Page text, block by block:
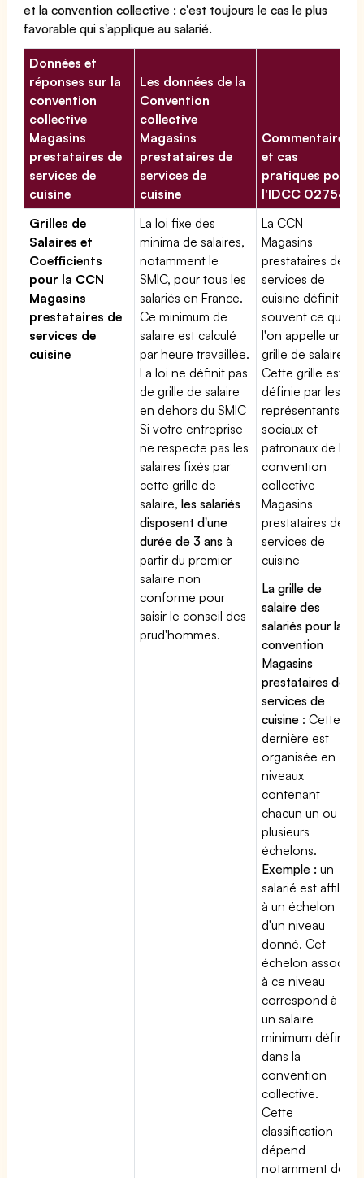
et la convention collective : c'est toujours le cas le plus
favorable qui s'applique au salarié.
Données et
réponses sur la
convention
collective
Magasins
prestataires de
services de
cuisine
Les données de la
Convention
collective
Magasins
prestataires de
services de
cuisine
Commentaires
et cas
pratiques pour
l'IDCC 02754
Grilles de
Salaires et
Coefficients
pour la CCN
Magasins
prestataires de
services de
cuisine
La loi fixe des
minima de salaires,
notamment le
SMIC, pour tous les
salariés en France.
Ce minimum de
salaire est calculé
par heure travaillée.
La loi ne définit pas
de grille de salaire
en dehors du SMIC
Si votre entreprise
ne respecte pas les
salaires fixés par
cette grille de
salaire,les salariés
disposent d'une
durée de 3 ans à
partir du premier
salaire non
conforme pour
saisir le conseil des
prud'hommes.
La CCN
Magasins
prestataires de
services de
cuisine définit
souvent ce que
l'on appelle une
grille de salaires.
Cette grille est
définie par les
représentants
sociaux et
patronaux de la
convention
collective
Magasins
prestataires de
services de
cuisine
La grille de
salaire des
salariés pour la
convention
Magasins
prestataires de
services de
cuisine : Cette
dernière est
organisée en
niveaux
contenant
chacun un ou
plusieurs
échelons.
Exemple : un
salarié est affilié
à un échelon
d'un niveau
donné. Cet
échelon associé
à ce niveau
correspond à
un salaire
minimum défini
dans la
convention
collective.
Cette
classification
dépend
notamment de